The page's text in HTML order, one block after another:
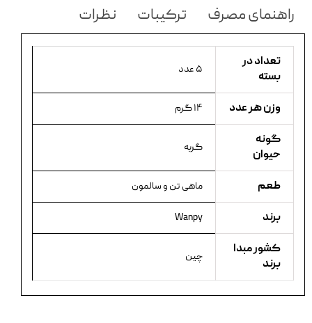
راهنمای مصرف
ترکیبات نظرات
تعداد در
بسته
۵ عدد
وزن هر عدد ۱۴ گرم
گونه
حیوان
گربه
طعم ماهی تن و سالمون
برند Wanpy
کشور مبدا
برند
چین